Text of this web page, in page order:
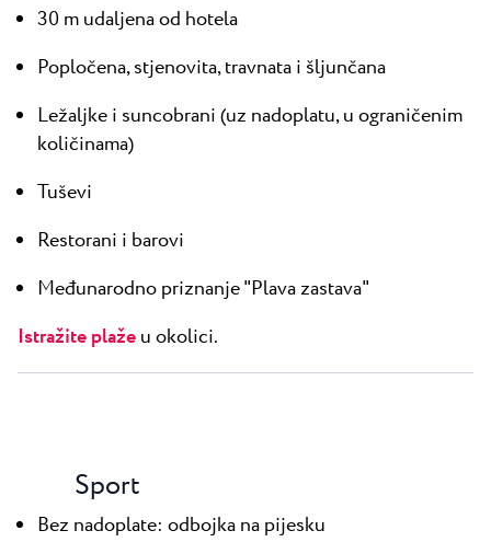
30 m udaljena od hotela
Popločena, stjenovita, travnata i šljunčana
Ležaljke i suncobrani (uz nadoplatu, u ograničenim
količinama)
Tuševi
Restorani i barovi
Međunarodno priznanje "Plava zastava"
Istražite plažeu okolici.
Sport
Bez nadoplate: odbojka na pijesku